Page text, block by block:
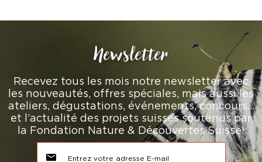
Newsletter
Recevez tous les mois notre newsletter avec
les nouveautés, offres spéciales, mais aussi les
ateliers, dégustations, événements, concours…
et l’actualité des projets suisses soutenus par
la Fondation Nature & Découvertes Suisse!